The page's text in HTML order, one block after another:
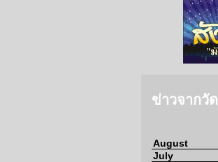
ข่าวจากวัด
August
July